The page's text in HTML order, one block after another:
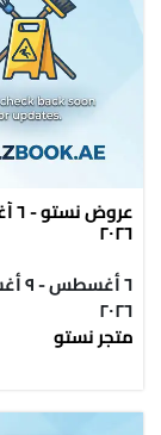
٢٠٢٦
٦
٢٠٢٦
متجر نستو